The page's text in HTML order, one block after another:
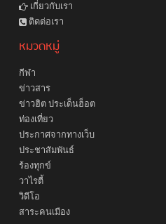
เกี่ยวกับเรา
ติดต่อเรา
หมวดหมู่
กีฬา
ข่าวสาร
ข่าวฮิต ประเด็นฮ็อต
ท่องเที่ยว
ประกาศจากทางเว็บ
ประชาสัมพันธ์
ร้องทุกข์
วาไรตี้
วิดีโอ
สาระคนเมือง